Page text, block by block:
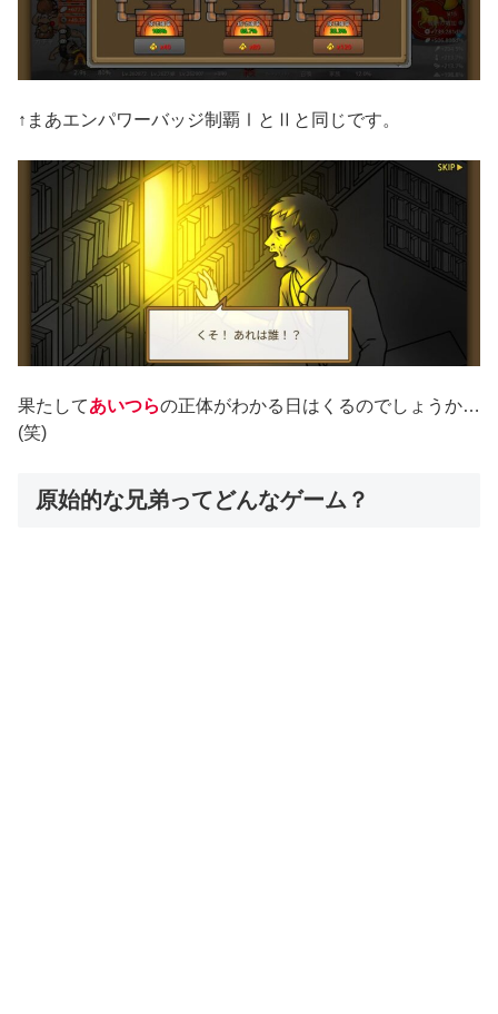
↑まあエンパワーバッジ制覇ⅠとⅡと同じです。
果たしてあいつらの正体がわかる日はくるのでしょうか…
(笑)
原始的な兄弟ってどんなゲーム？